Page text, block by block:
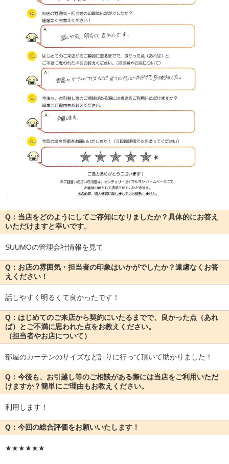
Q：当店をどのようにしてご存知になりましたか？具体的にお答え
いただけますと幸いです。
SUUMOの管理会社情報を見て
Q：お店の雰囲気・担当者の印象はいかがでしたか？遠慮なくお答
えください！
話しやすく明るくて良かったです！
Q：はじめてのご来店から契約にいたるまでで、良かった点（あれ
ば）とご不満に思われた点をお教えください。
（担当者やお店について）
部屋のカーテンのサイズなど計りに行って頂いて助かりました！
Q：今後も、お引越し等のご相談がある際には当店をご利用いただ
けますか？簡単にご理由もお教えください。
利用します！
Q：今回の総合評価をお願いいたします！
★★★★★★